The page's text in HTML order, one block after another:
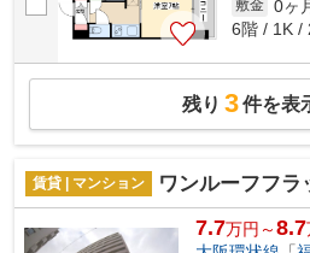
敷金 0ヶ
6階 / 1K /
残り 3件を表
賃貸 | マンション ワンルーフフラ
7.7万円～8.7